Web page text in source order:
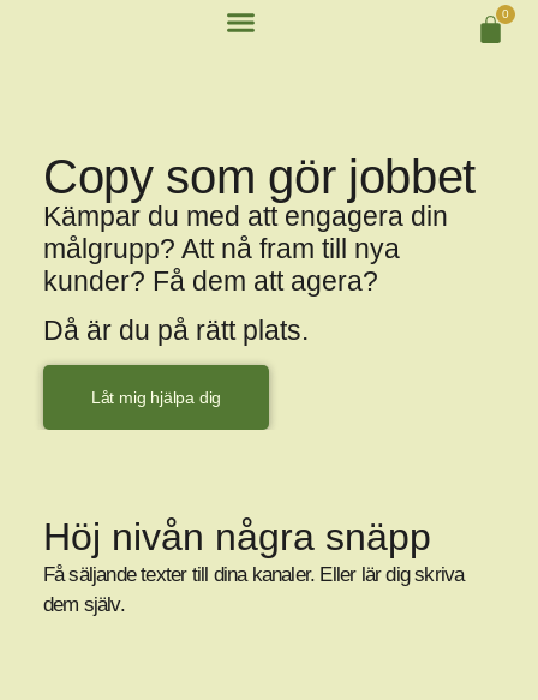
0
Copy som gör jobbet
Kämpar du med att engagera din
målgrupp? Att nå fram till nya
kunder? Få dem att agera?
Då är du på rätt plats.
Låt mig hjälpa dig
Höj nivån några snäpp
Få säljande texter till dina kanaler. Eller lär dig skriva
dem själv.